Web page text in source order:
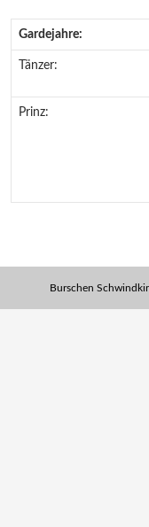
Gardejahre:
Tänzer:
Prinz:
Burschen